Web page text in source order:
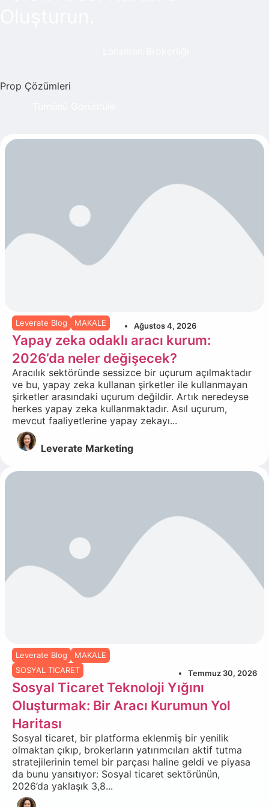
Prop Çözümleri
Leverate Blog MAKALE Ağustos 4, 2026
Yapay zeka odaklı aracı kurum:
2026’da neler değişecek?
Aracılık sektöründe sessizce bir uçurum açılmaktadır
ve bu, yapay zeka kullanan şirketler ile kullanmayan
şirketler arasındaki uçurum değildir. Artık neredeyse
herkes yapay zeka kullanmaktadır. Asıl uçurum,
mevcut faaliyetlerine yapay zekayı...
Leverate Marketing
Leverate Blog
MAKALE
SOSYAL TICARET
Temmuz 30, 2026
Sosyal Ticaret Teknoloji Yığını
Oluşturmak: Bir Aracı Kurumun Yol
Haritası
Sosyal ticaret, bir platforma eklenmiş bir yenilik
olmaktan çıkıp, brokerların yatırımcıları aktif tutma
stratejilerinin temel bir parçası haline geldi ve piyasa
da bunu yansıtıyor: Sosyal ticaret sektörünün,
2026’da yaklaşık 3,8...